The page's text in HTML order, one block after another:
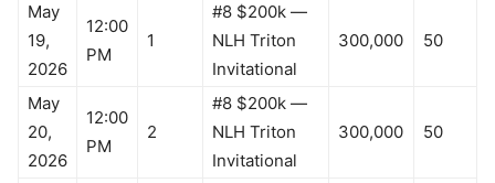
May
19,
2026
12:00
PM
1
#8 $200k —
NLH Triton
Invitational
300,000 50
May
20,
2026
12:00
PM
2
#8 $200k —
NLH Triton
Invitational
300,000 50